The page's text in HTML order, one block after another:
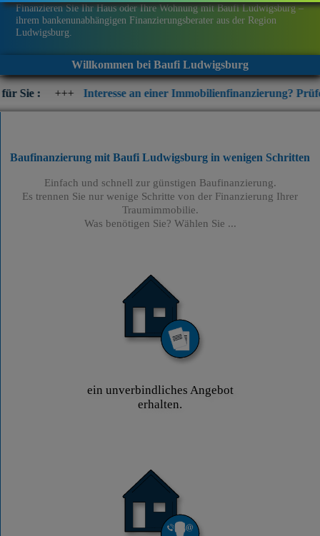
Finanzieren Sie Ihr Haus oder Ihre Wohnung mit Baufi Ludwigsburg –
ihrem bankenunabhängigen Finanzierungsberater aus der Region
Ludwigsburg.
Willkommen bei Baufi Ludwigsburg
Interesse an einer Immobilienfinanzierung? Prüfen Sie jetzt
Baufinanzierung mit Baufi Ludwigsburg in wenigen Schritten
Einfach und schnell zur günstigen Baufinanzierung.
Es trennen Sie nur wenige Schritte von der Finanzierung Ihrer
Traumimmobilie.
Was benötigen Sie? Wählen Sie ...
ein unverbindliches Angebot
erhalten.